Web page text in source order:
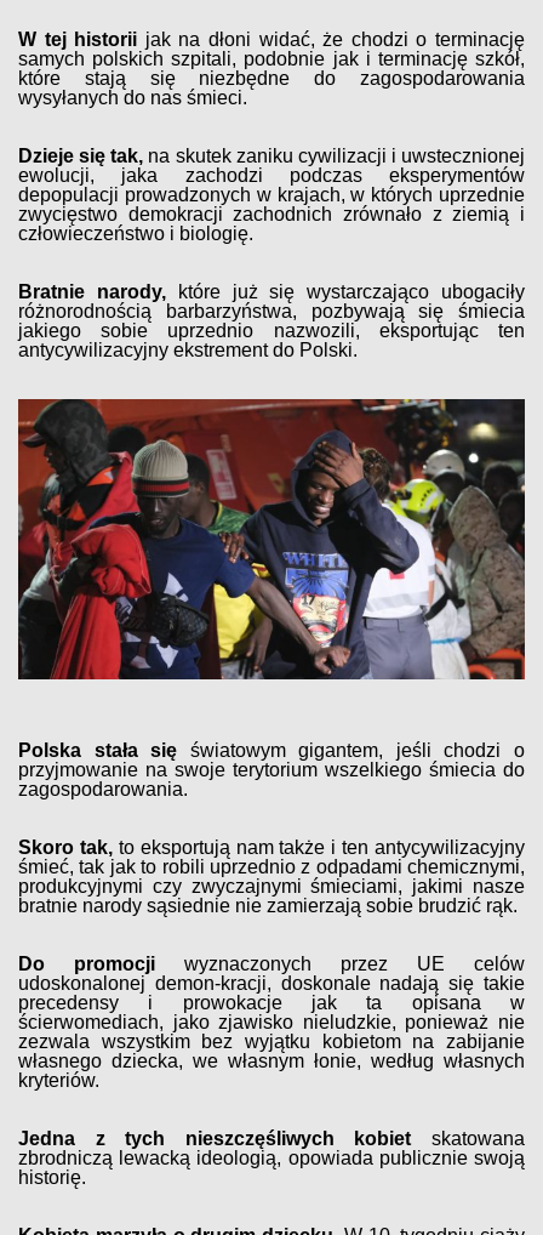
W tej historii jak na dłoni widać, że chodzi o terminację
samych polskich szpitali, podobnie jak i terminację szkół,
które stają się niezbędne do zagospodarowania
wysyłanych do nas śmieci.
Dzieje się tak, na skutek zaniku cywilizacji i uwstecznionej
ewolucji, jaka zachodzi podczas eksperymentów
depopulacji prowadzonych w krajach, w których uprzednie
zwycięstwo demokracji zachodnich zrównało z ziemią i
człowieczeństwo i biologię.
Bratnie narody,które już się wystarczająco ubogaciły
różnorodnością barbarzyństwa, pozbywają się śmiecia
jakiego sobie uprzednio nazwozili, eksportując ten
antycywilizacyjny ekstrement do Polski.
Polska stała się światowym gigantem, jeśli chodzi o
przyjmowanie na swoje terytorium wszelkiego śmiecia do
zagospodarowania.
Skoro tak,to eksportują nam także i ten antycywilizacyjny
śmieć, tak jak to robili uprzednio z odpadami chemicznymi,
produkcyjnymi czy zwyczajnymi śmieciami, jakimi nasze
bratnie narody sąsiednie nie zamierzają sobie brudzić rąk.
Do promocji wyznaczonych przez UE celów
udoskonalonej demon-kracji, doskonale nadają się takie
precedensy i prowokacje jak ta opisana w
ścierwomediach, jako zjawisko nieludzkie, ponieważ nie
zezwala wszystkim bez wyjątku kobietom na zabijanie
własnego dziecka, we własnym łonie, według własnych
kryteriów.
Jedna z tych nieszczęśliwych kobiet skatowana
zbrodniczą lewacką ideologią, opowiada publicznie swoją
historię.